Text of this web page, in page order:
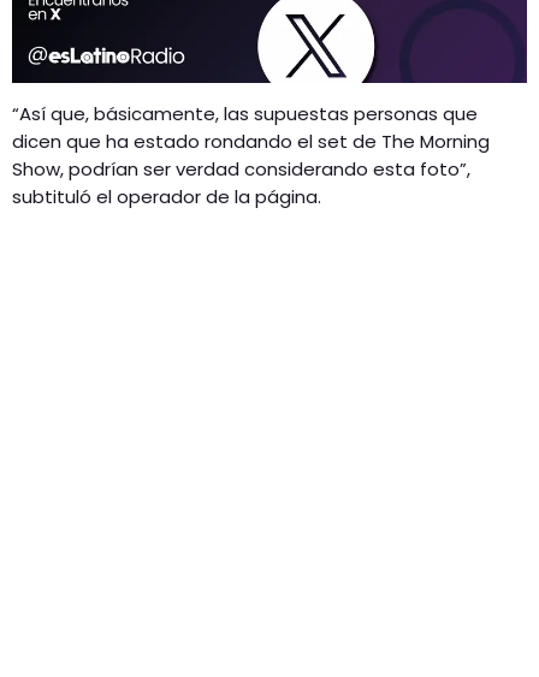
“Así que, básicamente, las supuestas personas que
dicen que ha estado rondando el set de The Morning
Show, podrían ser verdad considerando esta foto”,
subtituló el operador de la página.